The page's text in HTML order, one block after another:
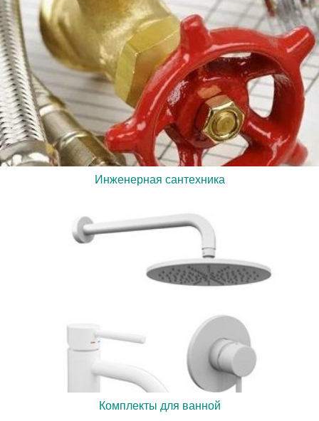
Инженерная сантехника
Комплекты для ванной